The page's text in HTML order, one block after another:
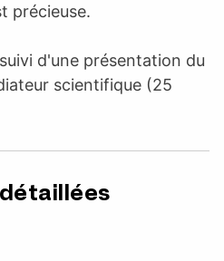
précieuse.
d'une présentation du
scientifique (25